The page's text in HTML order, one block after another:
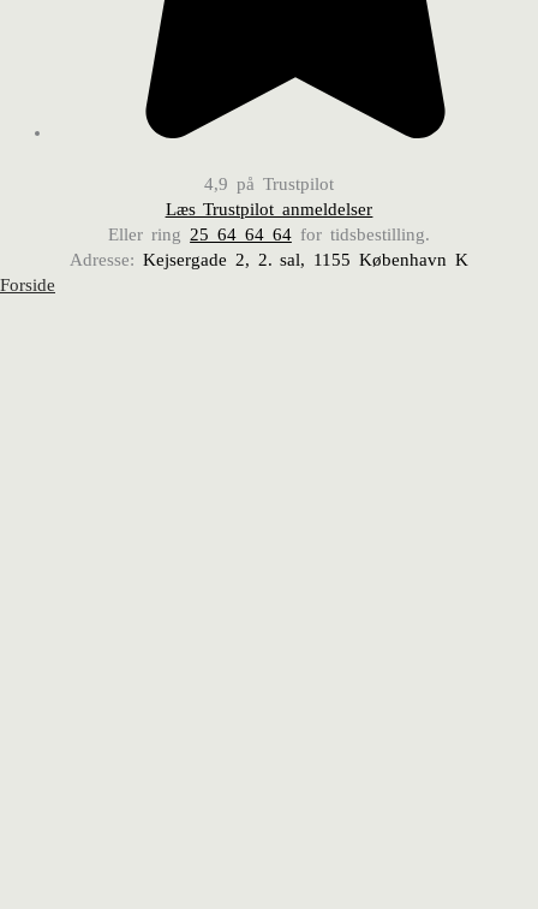
4,9 på Trustpilot
Læs Trustpilot anmeldelser
Eller ring 25 64 64 64for tidsbestilling.
Adresse: Kejsergade 2, 2. sal, 1155 København K
Forside